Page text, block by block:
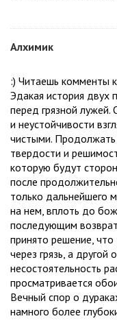
Алхимик
:) Читаешь комменты
Эдакая история двух
перед грязной
и неустойчивости
чистыми. Продолжать
твердости и
которую будут
после
только дальнейшего
на нем, вплоть до
последующим
принято решение,
через грязь, а другой
несостоятельность
просматривается
Вечный спор о
намного более